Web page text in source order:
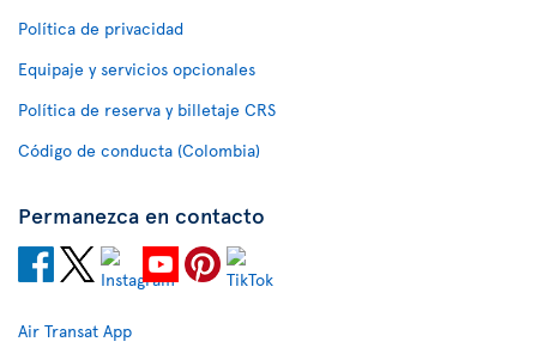
Política de privacidad
Equipaje y servicios opcionales
Política de reserva y billetaje CRS
Código de conducta (Colombia)
Permanezca en contacto
Air Transat App